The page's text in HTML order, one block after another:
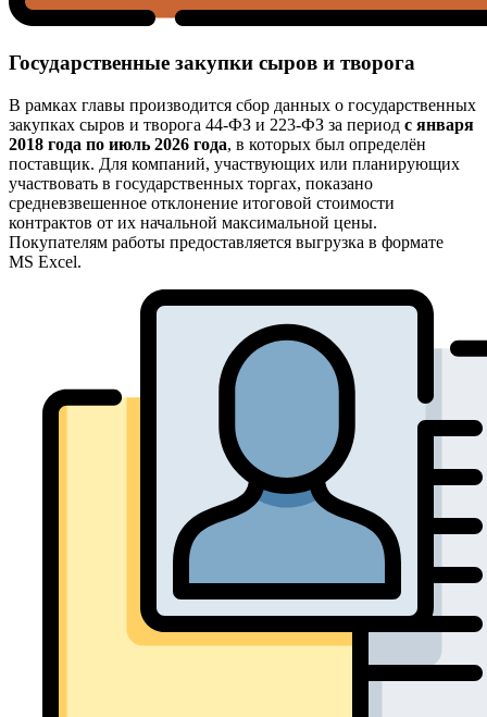
Государственные закупки сыров и творога
В рамках главы производится сбор данных о государственных
закупках сыров и творога 44-ФЗ и 223-ФЗ за период с января
2018 года по июль 2026 года, в которых был определён
поставщик. Для компаний, участвующих или планирующих
участвовать в государственных торгах, показано
средневзвешенное отклонение итоговой стоимости
контрактов от их начальной максимальной цены.
Покупателям работы предоставляется выгрузка в формате
MS Excel.